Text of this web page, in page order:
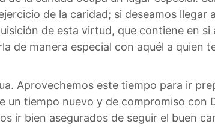
de la caridad; si deseamos llegar
de esta virtud, que contiene en si
de manera especial con aquél a quien
Aprovechemos este tiempo para ir
un tiempo nuevo y de compromiso con
ir bien asegurados de seguir el buen